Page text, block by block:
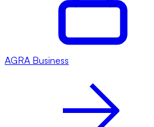
AGRA Business